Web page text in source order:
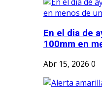
En el dia de
100mm en
Abr 15, 2026 0